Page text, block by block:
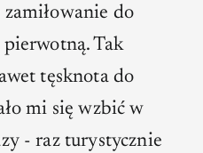
do
pierwotną. Tak
tęsknota do
mi się wzbić w
- raz turystycznie